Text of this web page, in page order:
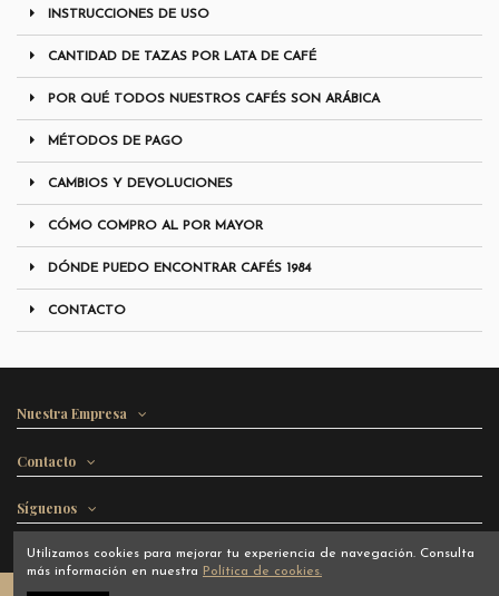
INSTRUCCIONES DE USO
CANTIDAD DE TAZAS POR LATA DE CAFÉ
POR QUÉ TODOS NUESTROS CAFÉS SON ARÁBICA
MÉTODOS DE PAGO
CAMBIOS Y DEVOLUCIONES
CÓMO COMPRO AL POR MAYOR
DÓNDE PUEDO ENCONTRAR CAFÉS 1984
CONTACTO
Nuestra Empresa
Contacto
Síguenos
Utilizamos cookies para mejorar tu experiencia de navegación. Consulta
más información en nuestra Política de cookies.